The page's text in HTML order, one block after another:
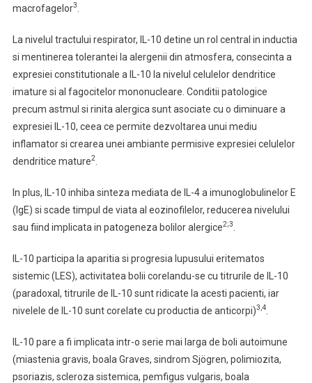
macrofagelor3
La nivelul tractului respirator, IL-10 detine un rol central in inductia
si mentinerea tolerantei la alergenii din atmosfera, consecinta a
expresiei constitutionale a IL-10 la nivelul celulelor dendritice
imature si al fagocitelor mononucleare. Conditii patologice
precum astmul si rinita alergica sunt asociate cu o diminuare a
expresiei IL-10, ceea ce permite dezvoltarea unui mediu
inflamator si crearea unei ambiante permisive expresiei celulelor
dendritice mature2.
In plus, IL-10 inhiba sinteza mediata de IL-4 a imunoglobulinelor E
(IgE) si scade timpul de viata al eozinofilelor, reducerea nivelului
sau fiind implicata in patogeneza bolilor alergice2;3
IL-10 participa la aparitia si progresia lupusului eritematos
sistemic (LES), activitatea bolii corelandu-se cu titrurile de IL-10
(paradoxal, titrurile de IL-10 sunt ridicate la acesti pacienti, iar
nivelele de IL-10 sunt corelate cu productia de anticorpi)3,4.
IL-10 pare a fi implicata intr-o serie mai larga de boli autoimune
(miastenia gravis, boala Graves, sindrom Sjögren, polimiozita,
psoriazis, scleroza sistemica, pemfigus vulgaris, boala